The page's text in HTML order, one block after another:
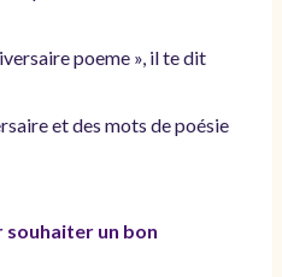
poeme », il te dit
et des mots de poésie
souhaiter un bon